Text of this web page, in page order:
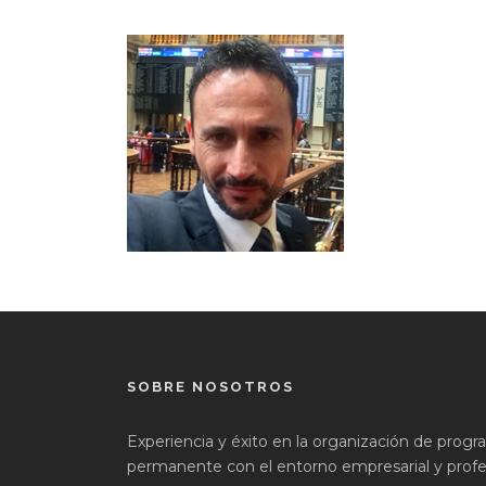
SOBRE NOSOTROS
Experiencia y éxito en la organización de
permanente con el entorno empresarial y